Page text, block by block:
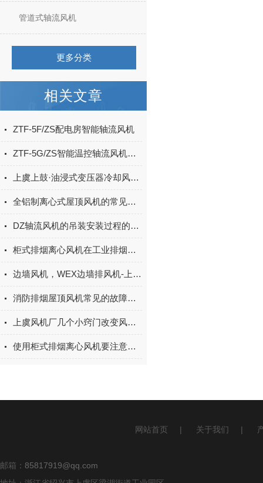
管道式轴流风机
更多分类
相关文章
ZTF-5F/ZS配电房智能轴流风机
ZTF-5G/ZS智能温控轴流风机的优点
上虞上鼓·油浸式变压器冷却风扇安装注意事项
全铝制离心式屋顶风机的常见问题
DZ轴流风机的吊装安装过程的具体讲解
柜式排烟离心风机在工业排烟处理中的角色
边墙风机，WEX边墙排风机-上虞上鼓风机有限公司
消防排烟屋顶风机常见的故障解决方法介绍
上虞风机厂几个小窍门改变风机效率
使用柜式排烟离心风机要注意哪些环境要求
网站首页 | 关于我们 |
邮箱： 85817919@qq.com